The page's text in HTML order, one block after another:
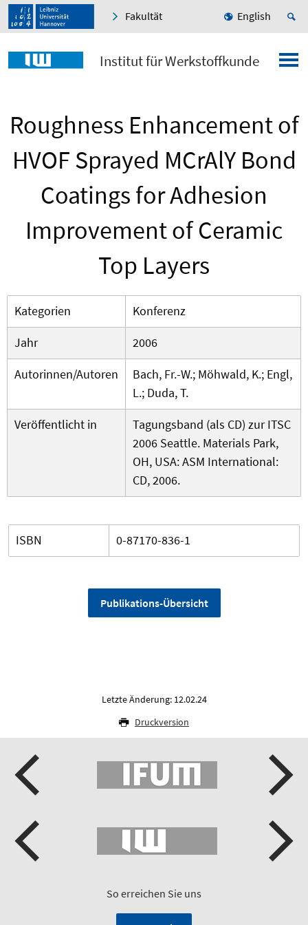
Fakultät English
Institut für Werkstoffkunde
Roughness Enhancement of
HVOF Sprayed MCrAlY Bond
Coatings for Adhesion
Improvement of Ceramic
Top Layers
Kategorien
Konferenz
Jahr
2006
Autorinnen/Autoren
Bach, Fr.-W.; Möhwald, K.; Engl,
L.; Duda, T.
Veröffentlicht in
Tagungsband (als CD) zur ITSC
2006 Seattle. Materials Park,
OH, USA: ASM International:
CD, 2006.
ISBN 0-87170-836-1
Publikations-Übersicht
Letzte Änderung: 12.02.24
Druckversion
So erreichen Sie uns